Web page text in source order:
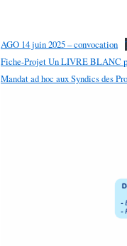
AGO 14 juin 2025 – convocation
Fiche-Projet Un LIVRE BLANC
Mandat ad hoc aux Syndics des